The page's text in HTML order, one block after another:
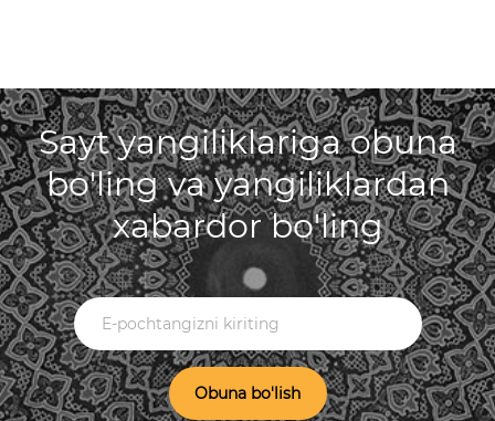
Sayt yangiliklariga obuna
bo'ling va yangiliklardan
xabardor bo'ling
Obuna bo'lish